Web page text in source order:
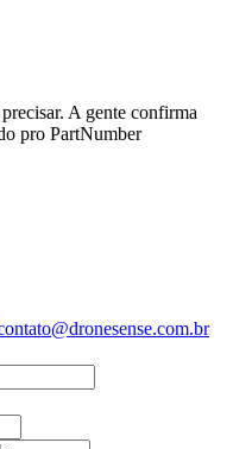
A gente confirma
pro PartNumber